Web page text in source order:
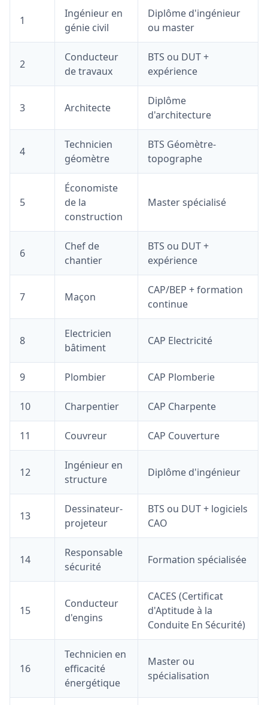
1
Ingénieur en
génie civil
Diplôme d'ingénieur
ou master
2
Conducteur
de travaux
BTS ou DUT +
expérience
3 Architecte
Diplôme
d'architecture
4
Technicien
géomètre
BTS Géomètre-
topographe
5
Économiste
de la
construction
Master spécialisé
6
Chef de
chantier
BTS ou DUT +
expérience
7 Maçon
CAP/BEP + formation
continue
8
Electricien
bâtiment
CAP Electricité
9 Plombier CAP Plomberie
10 Charpentier CAP Charpente
11 Couvreur CAP Couverture
12
Ingénieur en
structure
Diplôme d'ingénieur
13
Dessinateur-
projeteur
BTS ou DUT + logiciels
CAO
14
Responsable
sécurité
Formation spécialisée
15
Conducteur
d'engins
CACES (Certificat
d'Aptitude à la
Conduite En Sécurité)
16
Technicien en
efficacité
énergétique
Master ou
spécialisation